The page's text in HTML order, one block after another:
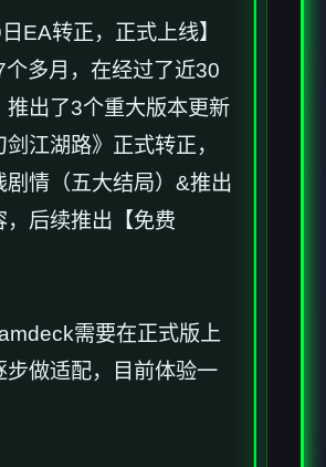
日EA转正，正式上线】
个多月，在经过了近30
推出了3个重大版本更新
江湖路》正式转正，
剧情（五大结局）&推出
，后续推出【免费
需要在正式版上
步做适配，目前体验一